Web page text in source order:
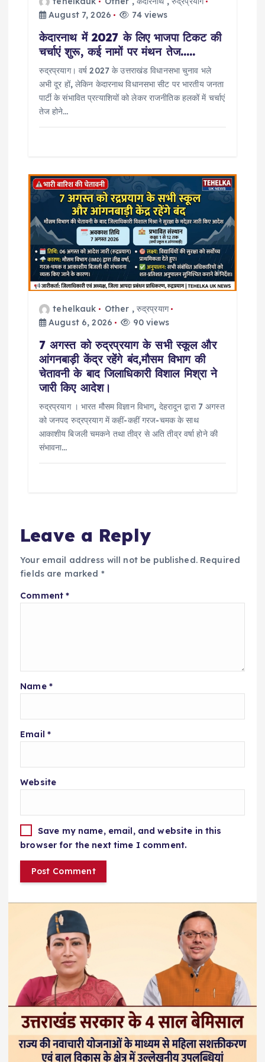
August 7, 2026
74 views
केदारनाथ में 2027 के लिए भाजपा टिकट की
चर्चाएं शुरू, कई नामों पर मंथन तेज…..
रुद्रप्रयाग। वर्ष 2027 के उत्तराखंड विधानसभा चुनाव भले
अभी दूर हों, लेकिन केदारनाथ विधानसभा सीट पर भारतीय जनता
पार्टी के संभावित प्रत्याशियों को लेकर राजनीतिक हलकों में चर्चाएं
तेज होने…
tehelkauk Other , रुद्रप्रयाग
August 6, 2026
90 views
7 अगस्त को रुद्रप्रयाग के सभी स्कूल और
आंगनबाड़ी केंद्र रहेंगे बंद,मौसम विभाग की
चेतावनी के बाद जिलाधिकारी विशाल मिश्रा ने
जारी किए आदेश।
रुद्रप्रयाग । भारत मौसम विज्ञान विभाग, देहरादून द्वारा 7 अगस्त
को जनपद रुद्रप्रयाग में कहीं-कहीं गरज-चमक के साथ
आकाशीय बिजली चमकने तथा तीव्र से अति तीव्र वर्षा होने की
संभावना…
Leave a Reply
Your email address will not be published. Required
fields are marked *
Comment*
Name *
Email *
Website
Save my name, email, and website in this
browser for the next time I comment.